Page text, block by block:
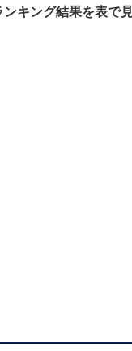
ンキング結果を表で